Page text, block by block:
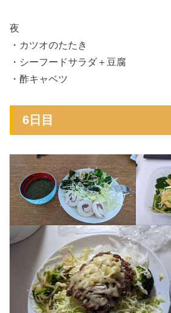
夜
・カツオのたたき
・シーフードサラダ＋豆腐
・酢キャベツ
6日目